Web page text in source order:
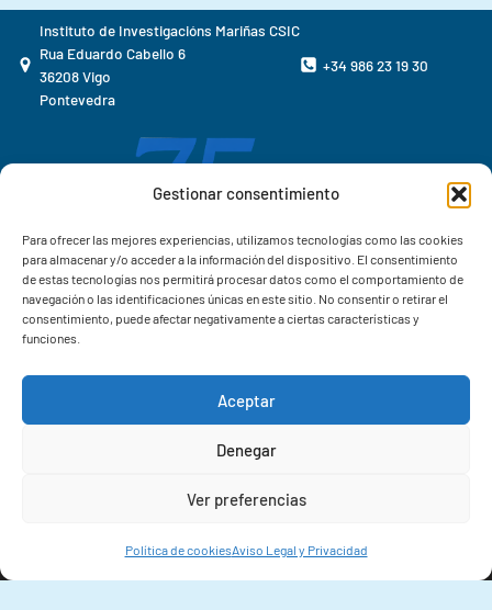
Gestionar consentimiento
Para ofrecer las mejores experiencias, utilizamos tecnologías como las cookies
para almacenar y/o acceder a la información del dispositivo. El consentimiento
de estas tecnologías nos permitirá procesar datos como el comportamiento de
navegación o las identificaciones únicas en este sitio. No consentir o retirar el
consentimiento, puede afectar negativamente a ciertas características y
funciones.
Aceptar
Denegar
Ver preferencias
Política de cookiesAviso Legal y Privacidad
Instituto de Investigacións Mariñas CSIC
Rua Eduardo Cabello 6
36208 Vigo
Pontevedra
+34 986 23 19 30
Correo IIM